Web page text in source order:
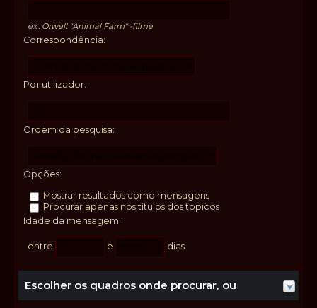
ex.:Orwell "Animal Farm" -filme
Correspondência:
Por utilizador:
Ordem da pesquisa:
Opções:
Mostrar resultados como mensagens
Procurar apenas nos títulos dos tópicos
Idade da mensagem:
entre e dias
Escolher os quadros onde procurar, ou